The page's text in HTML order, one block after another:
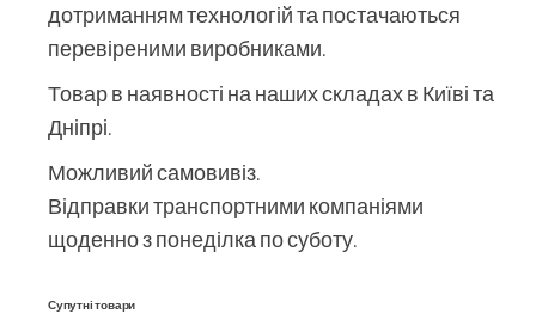
дотриманням технологій та постачаються
перевіреними виробниками.
Товар в наявності на наших складах в Київі та
Дніпрі.
Можливий самовивіз.
Відправки транспортними компаніями
щоденно з понеділка по суботу.
Супутні товари